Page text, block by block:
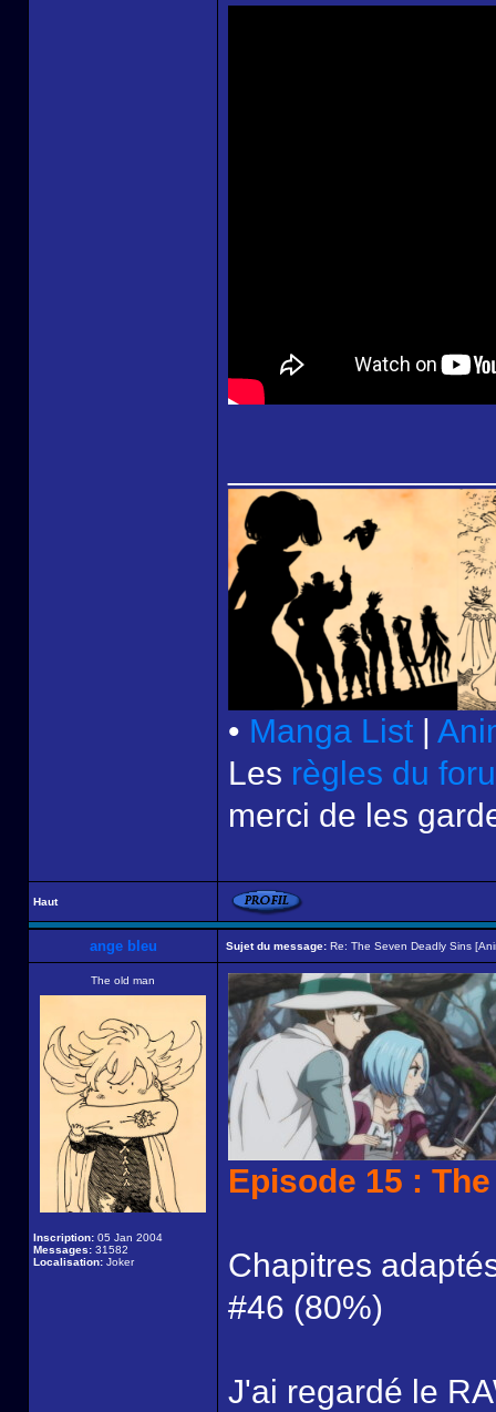
• Manga List |
Les règles du
merci de les
Haut
ange bleu Sujet du message: Re: The Seven Deadly Sins
The old man
Inscription: 05 Jan 2004
Messages: 31582
Localisation: Joker
Episode 15 :
Chapitres
#46 (80%)
J'ai regardé le